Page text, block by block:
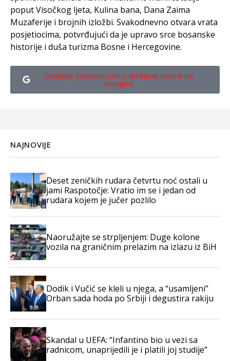
poput Visočkog ljeta, Kulina bana, Dana Zaima
Muzaferije i brojnih izložbi. Svakodnevno otvara vrata
posjetiocima, potvrđujući da je upravo srce bosanske
historije i duša turizma Bosne i Hercegovine.
Dodajte Visokoin.com u omiljene izvore na
Googleu
NAJNOVIJE
Deset zeničkih rudara četvrtu noć ostali u
jami Raspotočje: Vratio im se i jedan od
rudara kojem je jučer pozlilo
Naoružajte se strpljenjem: Duge kolone
vozila na graničnim prelazim na izlazu iz BiH
Dodik i Vučić se kleli u njega, a “usamljeni”
Orban sada hoda po Srbiji i degustira rakiju
Skandal u UEFA: “Infantino bio u vezi sa
radnicom, unaprijedili je i platili joj studije”